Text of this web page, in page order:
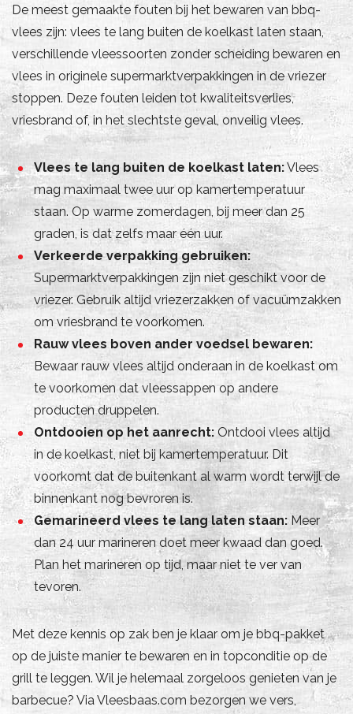
De meest gemaakte fouten bij het bewaren van bbq-
vlees zijn: vlees te lang buiten de koelkast laten staan,
verschillende vleessoorten zonder scheiding bewaren en
vlees in originele supermarktverpakkingen in de vriezer
stoppen. Deze fouten leiden tot kwaliteitsverlies,
vriesbrand of, in het slechtste geval, onveilig vlees.
Vlees te lang buiten de koelkast laten:Vlees
mag maximaal twee uur op kamertemperatuur
staan. Op warme zomerdagen, bij meer dan 25
graden, is dat zelfs maar één uur.
Verkeerde verpakking gebruiken:
Supermarktverpakkingen zijn niet geschikt voor de
vriezer. Gebruik altijd vriezerzakken of vacuümzakken
om vriesbrand te voorkomen.
Rauw vlees boven ander voedsel bewaren:
Bewaar rauw vlees altijd onderaan in de koelkast om
te voorkomen dat vleessappen op andere
producten druppelen.
Ontdooien op het aanrecht: Ontdooi vlees altijd
in de koelkast, niet bij kamertemperatuur. Dit
voorkomt dat de buitenkant al warm wordt terwijl de
binnenkant nog bevroren is.
Gemarineerd vlees te lang laten staan:Meer
dan 24 uur marineren doet meer kwaad dan goed.
Plan het marineren op tijd, maar niet te ver van
tevoren.
Met deze kennis op zak ben je klaar om je bbq-pakket
op de juiste manier te bewaren en in topconditie op de
grill te leggen. Wil je helemaal zorgeloos genieten van je
barbecue? Via Vleesbaas.com bezorgen we vers,